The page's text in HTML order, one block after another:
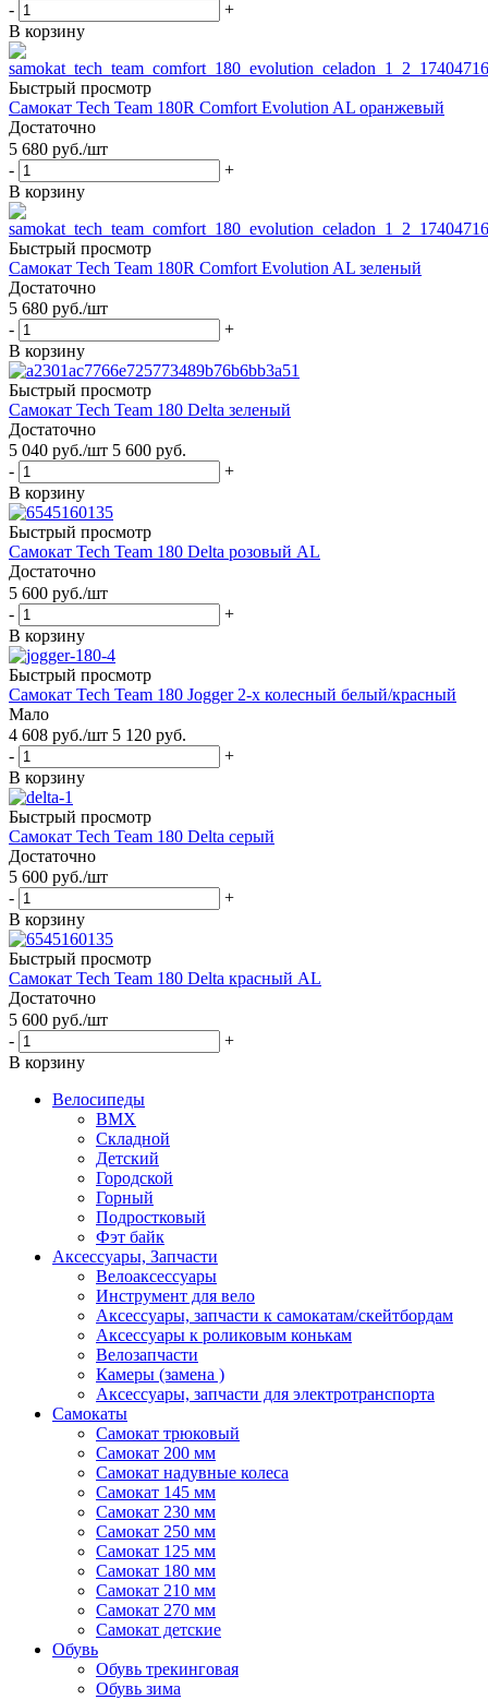
-
+
В корзину
Быстрый просмотр
Самокат Tech Team 180R Comfort Evolution AL оранжевый
Достаточно
5 680 руб./шт
-
+
В корзину
Быстрый просмотр
Самокат Tech Team 180R Comfort Evolution AL зеленый
Достаточно
5 680 руб./шт
-
+
В корзину
Быстрый просмотр
Самокат Tech Team 180 Delta зеленый
Достаточно
5 040 руб./шт 5 600 руб.
-
+
В корзину
Быстрый просмотр
Самокат Tech Team 180 Delta розовый AL
Достаточно
5 600 руб./шт
-
+
В корзину
Быстрый просмотр
Самокат Tech Team 180 Jogger 2-х колесный белый/красный
Мало
4 608 руб./шт 5 120 руб.
-
+
В корзину
Быстрый просмотр
Самокат Tech Team 180 Delta серый
Достаточно
5 600 руб./шт
-
+
В корзину
Быстрый просмотр
Самокат Tech Team 180 Delta красный AL
Достаточно
5 600 руб./шт
-
+
В корзину
Велосипеды
BMX
Складной
Детский
Городской
Горный
Подростковый
Фэт байк
Аксессуары, Запчасти
Велоаксессуары
Инструмент для вело
Аксессуары, запчасти к самокатам/скейтбордам
Аксессуары к роликовым конькам
Велозапчасти
Камеры (замена )
Аксессуары, запчасти для электротранспорта
Самокаты
Самокат трюковый
Самокат 200 мм
Самокат надувные колеса
Самокат 145 мм
Самокат 230 мм
Самокат 250 мм
Самокат 125 мм
Самокат 180 мм
Самокат 210 мм
Самокат 270 мм
Самокат детские
Обувь
Обувь трекинговая
Обувь зима